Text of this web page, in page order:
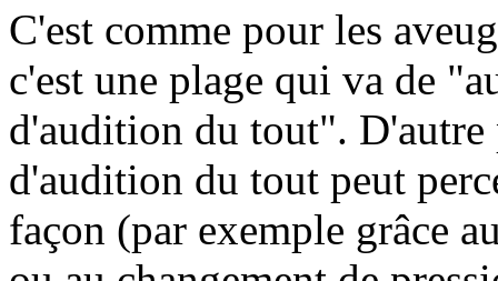
C'est comme pour les
c'est une plage qui va de
d'audition du tout". D'autre
d'audition du tout peut
façon (par exemple grâce